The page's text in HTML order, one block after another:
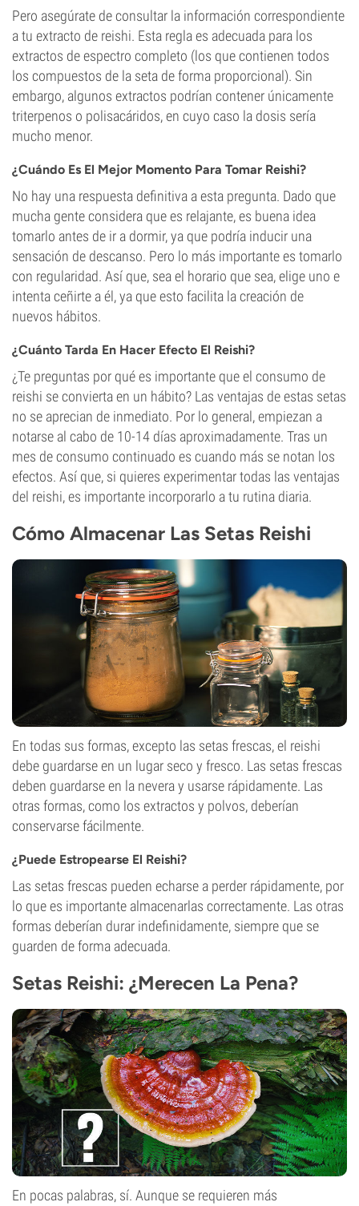
Pero asegúrate de consultar la información correspondiente
a tu extracto de reishi. Esta regla es adecuada para los
extractos de espectro completo (los que contienen todos
los compuestos de la seta de forma proporcional). Sin
embargo, algunos extractos podrían contener únicamente
triterpenos o polisacáridos, en cuyo caso la dosis sería
mucho menor.
¿Cuándo Es El Mejor Momento Para Tomar Reishi?
No hay una respuesta definitiva a esta pregunta. Dado que
mucha gente considera que es relajante, es buena idea
tomarlo antes de ir a dormir, ya que podría inducir una
sensación de descanso. Pero lo más importante es tomarlo
con regularidad. Así que, sea el horario que sea, elige uno e
intenta ceñirte a él, ya que esto facilita la creación de
nuevos hábitos.
¿Cuánto Tarda En Hacer Efecto El Reishi?
¿Te preguntas por qué es importante que el consumo de
reishi se convierta en un hábito? Las ventajas de estas setas
no se aprecian de inmediato. Por lo general, empiezan a
notarse al cabo de 10-14 días aproximadamente. Tras un
mes de consumo continuado es cuando más se notan los
efectos. Así que, si quieres experimentar todas las ventajas
del reishi, es importante incorporarlo a tu rutina diaria.
Cómo Almacenar Las Setas Reishi
En todas sus formas, excepto las setas frescas, el reishi
debe guardarse en un lugar seco y fresco. Las setas frescas
deben guardarse en la nevera y usarse rápidamente. Las
otras formas, como los extractos y polvos, deberían
conservarse fácilmente.
¿Puede Estropearse El Reishi?
Las setas frescas pueden echarse a perder rápidamente, por
lo que es importante almacenarlas correctamente. Las otras
formas deberían durar indefinidamente, siempre que se
guarden de forma adecuada.
Setas Reishi: ¿Merecen La Pena?
En pocas palabras, sí. Aunque se requieren más